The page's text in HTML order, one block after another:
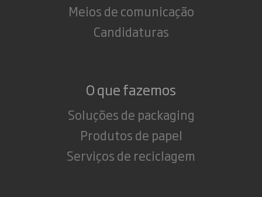
Meios de comunicação
Candidaturas
O que fazemos
Soluções de packaging
Produtos de papel
Serviços de reciclagem